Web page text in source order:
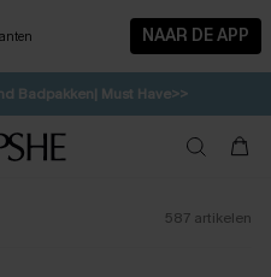
NAAR DE APP
| Tot 50% korting>>
Badpakken| Must Have>>
tot 15% korting>>
| CODE: SW15
587 artikelen